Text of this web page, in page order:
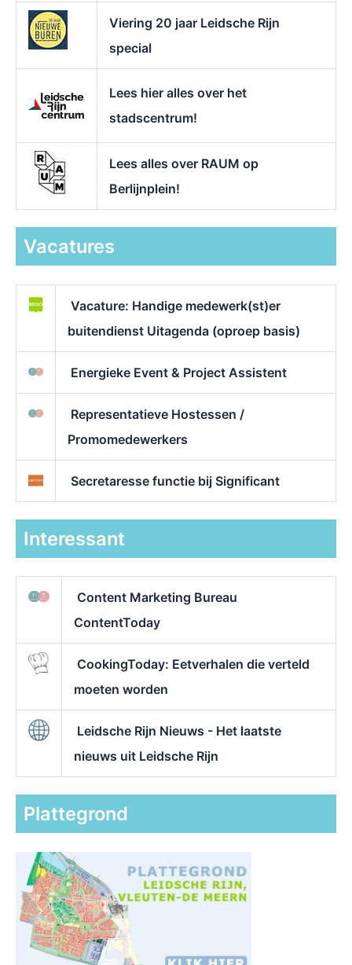
Viering 20 jaar Leidsche Rijn
special
Lees hier alles over het
stadscentrum!
Lees alles over RAUM op
Berlijnplein!
Vacatures
Vacature: Handige medewerk(st)er
buitendienst Uitagenda (oproep basis)
Energieke Event & Project Assistent
Representatieve Hostessen /
Promomedewerkers
Secretaresse functie bij Significant
Interessant
Content Marketing Bureau
ContentToday
CookingToday: Eetverhalen die verteld
moeten worden
Leidsche Rijn Nieuws - Het laatste
nieuws uit Leidsche Rijn
Plattegrond